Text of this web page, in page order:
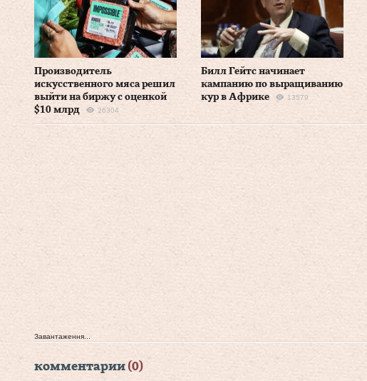
Производитель
искусственного мяса решил
выйти на биржу с оценкой
$10 млрд
26304
Билл Гейтс начинает
кампанию по выращиванию
кур в Африке
13579
Завантаження...
комментарии (0)